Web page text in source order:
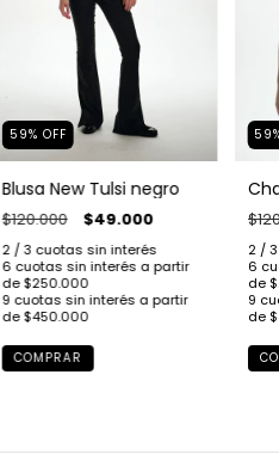
59% OFF
Blusa New Tulsi negro
$120.000 $49.000
COMPRAR
59